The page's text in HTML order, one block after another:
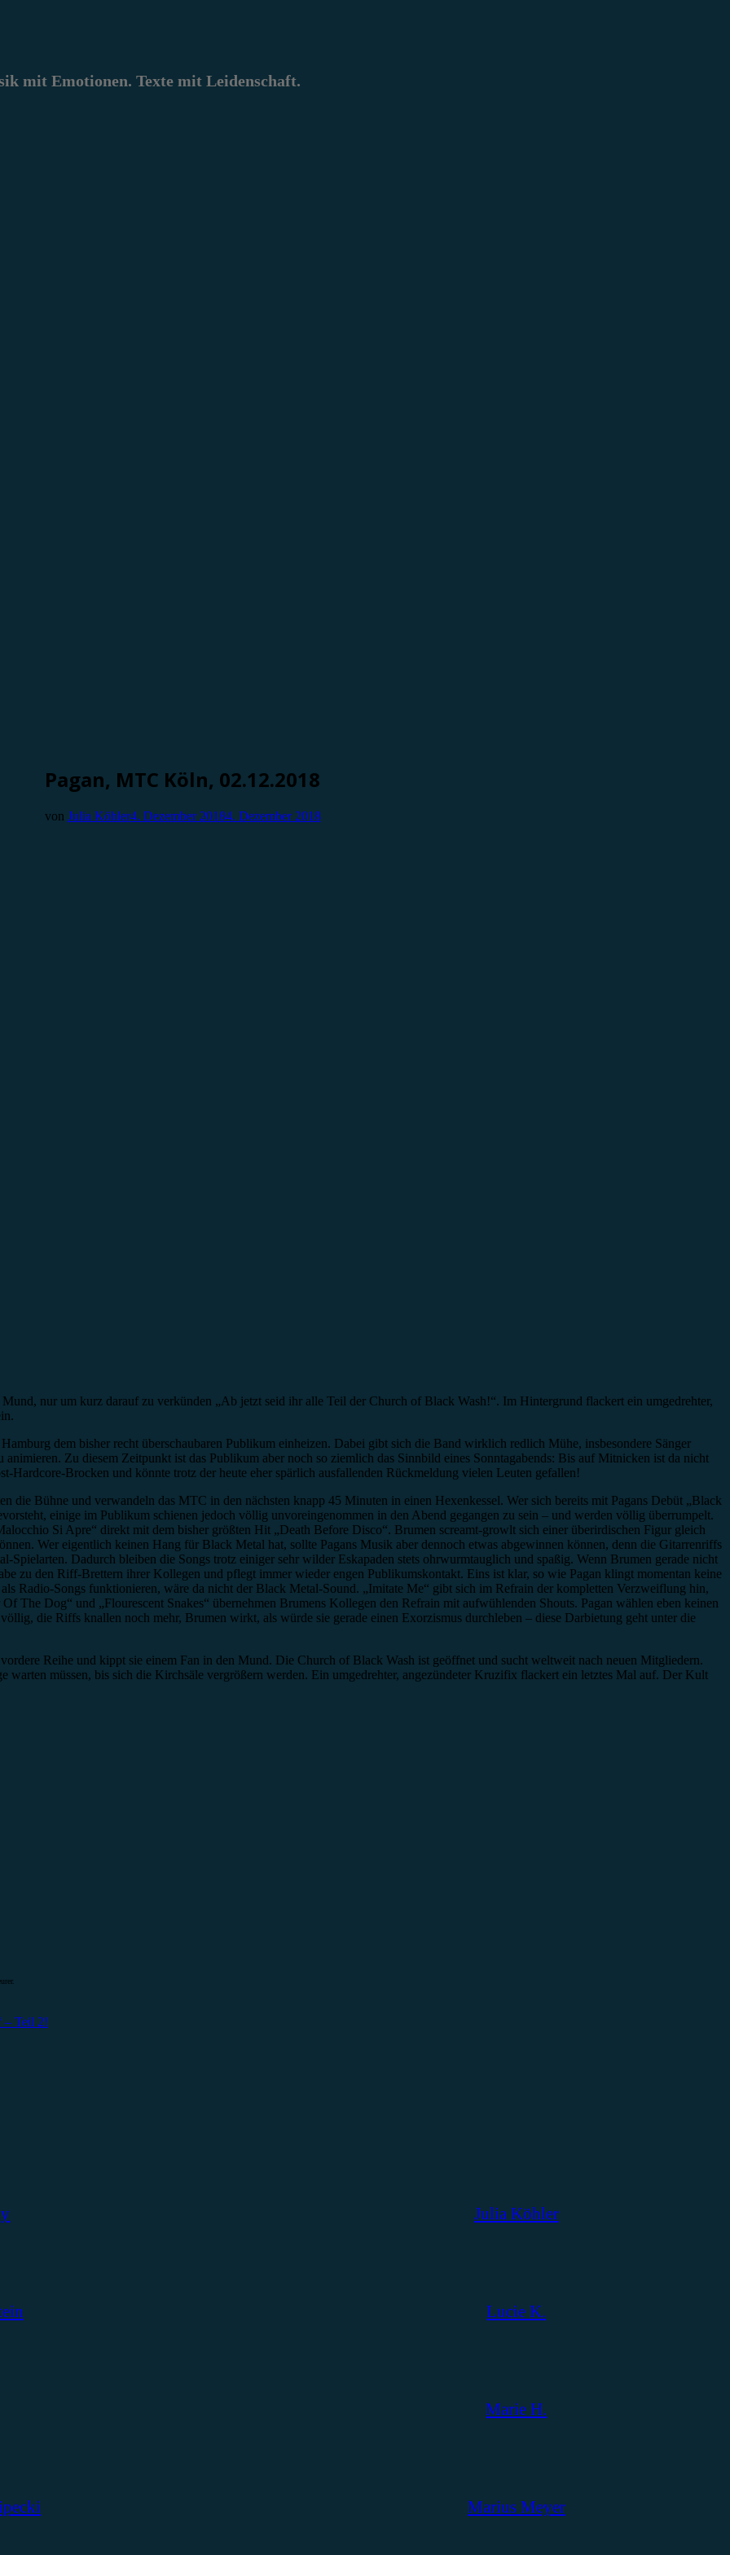
mit Emotionen. Texte mit Leidenschaft.
Pagan, MTC Köln, 02.12.2018
von Julia Köhler4. Dezember 20184. Dezember 2018
nur um kurz darauf zu verkünden „Ab jetzt seid ihr alle Teil der Church of Black Wash!“. Im Hintergrund flackert ein umgedrehter,
dem bisher recht überschaubaren Publikum einheizen. Dabei gibt sich die Band wirklich redlich Mühe, insbesondere Sänger
Zu diesem Zeitpunkt ist das Publikum aber noch so ziemlich das Sinnbild eines Sonntagabends: Bis auf Mitnicken ist da nicht
Brocken und könnte trotz der heute eher spärlich ausfallenden Rückmeldung vielen Leuten gefallen!
die Bühne und verwandeln das MTC in den nächsten knapp 45 Minuten in einen Hexenkessel. Wer sich bereits mit Pagans Debüt „Black
einige im Publikum schienen jedoch völlig unvoreingenommen in den Abend gegangen zu sein – und werden völlig überrumpelt.
Si Apre“ direkt mit dem bisher größten Hit „Death Before Disco“. Brumen screamt-growlt sich einer überirdischen Figur gleich
Wer eigentlich keinen Hang für Black Metal hat, sollte Pagans Musik aber dennoch etwas abgewinnen können, denn die Gitarrenriffs
Spielarten. Dadurch bleiben die Songs trotz einiger sehr wilder Eskapaden stets ohrwurmtauglich und spaßig. Wenn Brumen gerade nicht
zu den Riff-Brettern ihrer Kollegen und pflegt immer wieder engen Publikumskontakt. Eins ist klar, so wie Pagan klingt momentan keine
Radio-Songs funktionieren, wäre da nicht der Black Metal-Sound. „Imitate Me“ gibt sich im Refrain der kompletten Verzweiflung hin,
The Dog“ und „Flourescent Snakes“ übernehmen Brumens Kollegen den Refrain mit aufwühlenden Shouts. Pagan wählen eben keinen
die Riffs knallen noch mehr, Brumen wirkt, als würde sie gerade einen Exorzismus durchleben – diese Darbietung geht unter die
Reihe und kippt sie einem Fan in den Mund. Die Church of Black Wash ist geöffnet und sucht weltweit nach neuen Mitgliedern.
warten müssen, bis sich die Kirchsäle vergrößern werden. Ein umgedrehter, angezündeter Kruzifix flackert ein letztes Mal auf. Der Kult
– Teil 2!
Julia Köhler
Lucie K.
Marie H.
Marius Meyer